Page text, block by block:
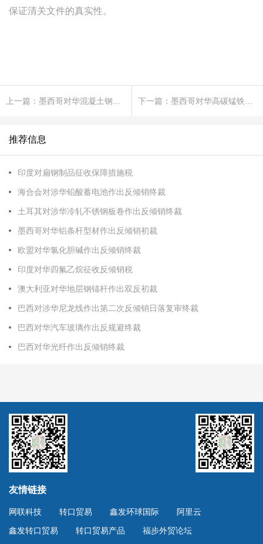
保证清关文件的真实性。
推荐信息
印度对扁钢制品征收保障措施税
海合会对涉华铅酸蓄电池作出反倾销终裁
土耳其对涉华冷轧不锈钢板卷作出反倾销终裁
墨西哥对华铝条杆型材作出反倾销初裁
欧盟对华氯化胆碱作出反倾销终裁
印度对华四氟乙烷征收反倾销税
澳大利亚对华地层钢锚杆作出双反初裁
巴西对涉华尼龙线作出第二次反倾销日落复审终裁
巴西对华汽车玻璃作出反规避终裁
巴西对华光纤作出反倾销终裁
友情链接
网联科技 转口贸易 鑫发环球国际
阿里云
鑫发转口贸易
转口贸易产品 福步外贸论坛